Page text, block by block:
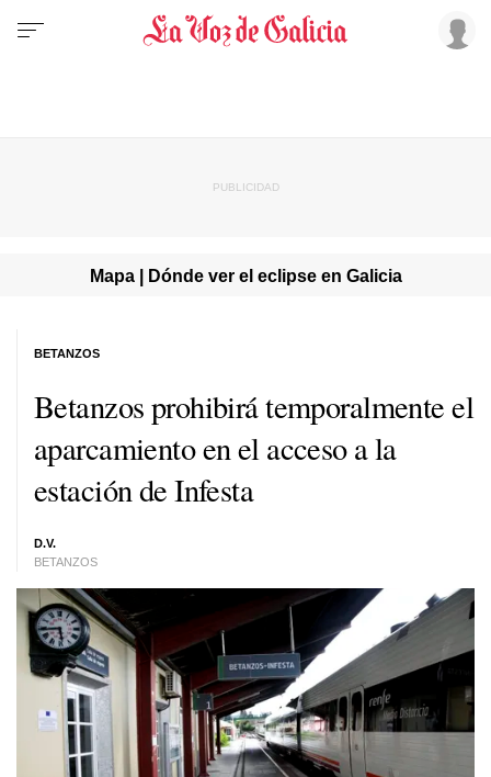
Mapa | Dónde ver el eclipse en Galicia
Betanzos prohibirá temporalmente el
aparcamiento en el acceso a la
estación de Infesta
D.V.
BETANZOS
BETANZOS